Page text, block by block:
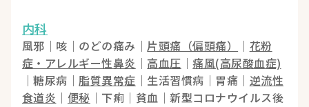
内科
風邪｜咳｜のどの痛み｜片頭痛（偏頭痛） ｜ 花粉
症・アレルギー性鼻炎 ｜ 高血圧 ｜痛風(高尿酸血症)
｜糖尿病｜脂質異常症 ｜生活習慣病｜胃痛｜ 逆流性
食道炎 ｜ 便秘 ｜下痢｜貧血｜新型コロナウイルス後